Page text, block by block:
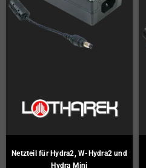
Netzteil für Hydra2, W-Hydra2 und
Hydra Mini